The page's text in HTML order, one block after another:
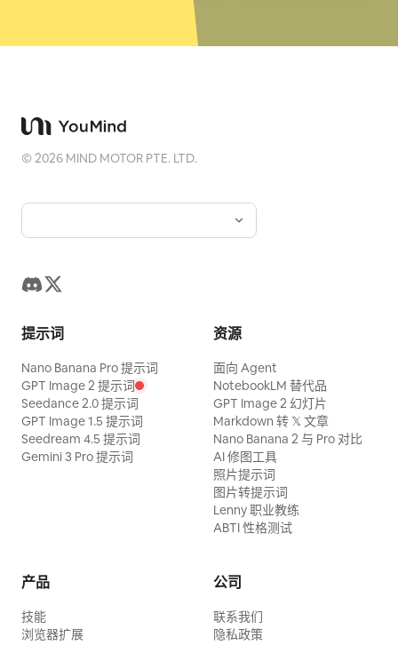
©2026 MIND MOTOR PTE. LTD.
提示词
Nano Banana Pro 提示词
GPT Image 2 提示词
Seedance 2.0 提示词
GPT Image 1.5 提示词
Seedream 4.5 提示词
Gemini 3 Pro 提示词
资源
面向 Agent
NotebookLM 替代品
GPT Image 2 幻灯片
Markdown 转 𝕏 文章
Nano Banana 2 与 Pro 对比
AI 修图工具
照片提示词
图片转提示词
Lenny 职业教练
ABTI 性格测试
产品
技能
浏览器扩展
公司
联系我们
隐私政策